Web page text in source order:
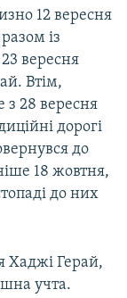
12 вересня
із
вересня
Втім,
з 28 вересня
дорогі
до
18 жовтня,
до них
Хаджі Герай,
учта.